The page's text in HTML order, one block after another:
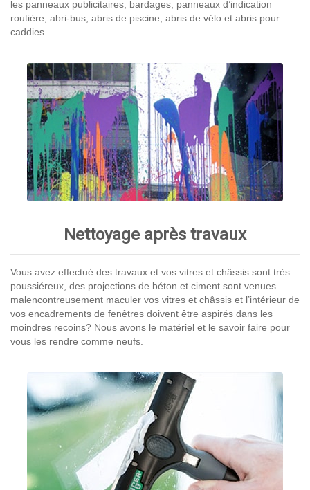
les panneaux publicitaires, bardages, panneaux d’indication
routière, abri-bus, abris de piscine, abris de vélo et abris pour
caddies.
Nettoyage après travaux
Vous avez effectué des travaux et vos vitres et châssis sont très
poussiéreux, des projections de béton et ciment sont venues
malencontreusement maculer vos vitres et châssis et l’intérieur de
vos encadrements de fenêtres doivent être aspirés dans les
moindres recoins? Nous avons le matériel et le savoir faire pour
vous les rendre comme neufs.